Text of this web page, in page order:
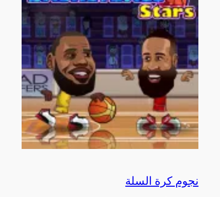
نجوم كرة السلة